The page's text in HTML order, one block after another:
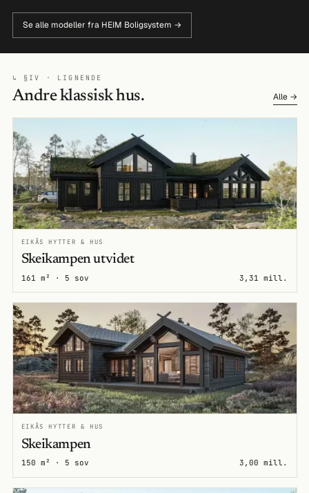
Se alle modeller fra HEIM Boligsystem →
↳ §IV · LIGNENDE
Andre klassisk hus. Alle →
EIKÅS HYTTER & HUS
Skeikampen utvidet
161 m² · 5 sov 3,31 mill.
EIKÅS HYTTER & HUS
Skeikampen
150 m² · 5 sov 3,00 mill.